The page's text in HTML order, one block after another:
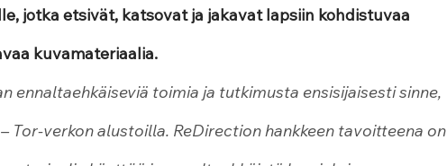
jotka etsivät, katsovat ja jakavat lapsiin kohdistuvaa
kuvamateriaalia.
ennaltaehkäiseviä toimia ja tutkimusta ensisijaisesti sinne,
Tor-verkon alustoilla. ReDirection hankkeen tavoitteena on